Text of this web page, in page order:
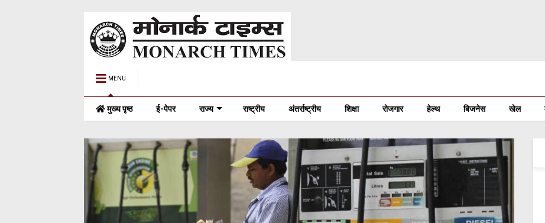
MENU
मुख्य पृष्ठ ई-पेपर राज्य राष्ट्रीय अंतर्राष्ट्रीय शिक्षा रोजगार हेल्थ बिजनेस खेल